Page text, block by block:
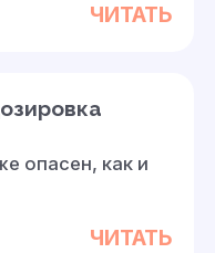
ЧИТАТЬ
опасен, как и
ЧИТАТЬ